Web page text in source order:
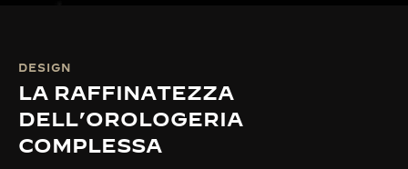
DESIGN
LA RAFFINATEZZA
DELL’OROLOGERIA
COMPLESSA